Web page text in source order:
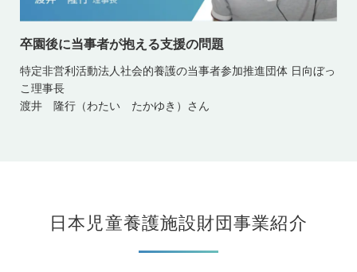
卒園後に当事者が抱える支援の問題
特定非営利活動法人社会的養護の当事者参加推進団体 日向ぼっ
こ理事長
渡井 隆行（わたい たかゆき）さん
日本児童養護施設財団事業紹介